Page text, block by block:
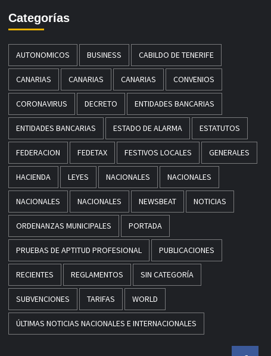
Categorías
AUTONOMICOS BUSINESS CABILDO DE TENERIFE
CANARIAS CANARIAS CANARIAS CONVENIOS
CORONAVIRUS DECRETO ENTIDADES BANCARIAS
ENTIDADES BANCARIAS ESTADO DE ALARMA ESTATUTOS
FEDERACION FEDETAX FESTIVOS LOCALES GENERALES
HACIENDA LEYES NACIONALES NACIONALES
NACIONALES NACIONALES NEWSBEAT NOTICIAS
ORDENANZAS MUNICIPALES PORTADA
PRUEBAS DE APTITUD PROFESIONAL PUBLICACIONES
RECIENTES REGLAMENTOS SIN CATEGORÍA
SUBVENCIONES TARIFAS WORLD
ÚLTIMAS NOTICIAS NACIONALES E INTERNACIONALES